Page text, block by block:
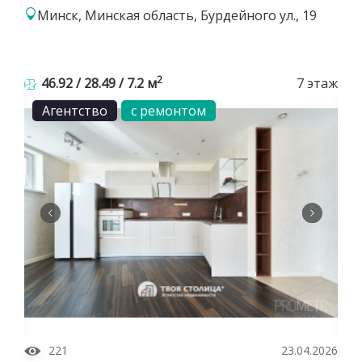
Минск, Минская область, Бурдейного ул., 19
46.92 / 28.49 / 7.2 м2
7 этаж
Агентство
с ремонтом
221 23.04.2026